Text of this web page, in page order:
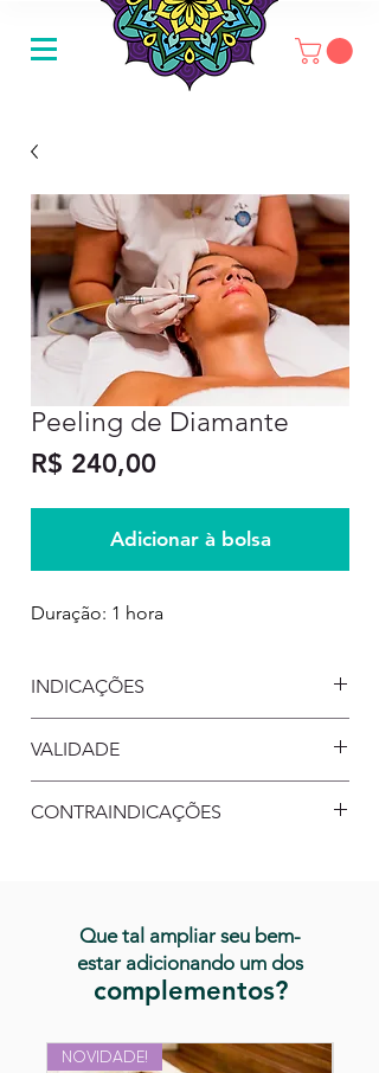
Peeling de Diamante
R$ 240,00Preço
Adicionar à bolsa
Duração: 1 hora
INDICAÇÕES
VALIDADE
você tem até3 mesespara agendar
CONTRAINDICAÇÕES
Que tal ampliar seu bem-
estar adicionando um dos
complementos?
NOVIDADE!